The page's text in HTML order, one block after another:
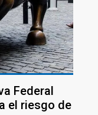
Federal
el riesgo de